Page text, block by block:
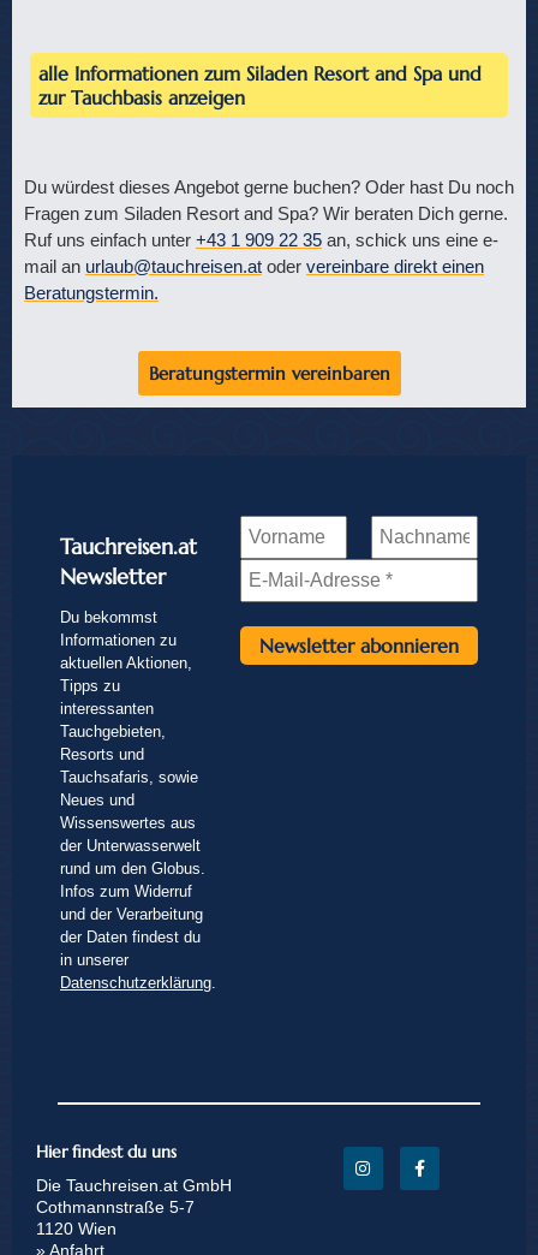
alle Informationen zum Siladen Resort and Spa und
zur Tauchbasis anzeigen
Du würdest dieses Angebot gerne buchen? Oder hast Du noch
Fragen zum Siladen Resort and Spa? Wir beraten Dich gerne.
Ruf uns einfach unter +43 1 909 22 35 an, schick uns eine e-
mail an urlaub@tauchreisen.at oder vereinbare direkt einen
Beratungstermin.
Beratungstermin vereinbaren
Tauchreisen.at
Newsletter
Du bekommst
Informationen zu
aktuellen Aktionen,
Tipps zu
interessanten
Tauchgebieten,
Resorts und
Tauchsafaris, sowie
Neues und
Wissenswertes aus
der Unterwasserwelt
rund um den Globus.
Infos zum Widerruf
und der Verarbeitung
der Daten findest du
in unserer
Datenschutzerklärung.
Hier findest du uns
Die Tauchreisen.at GmbH
Cothmannstraße 5-7
1120 Wien
» Anfahrt